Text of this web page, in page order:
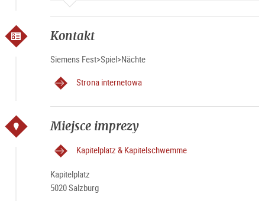
Kontakt
Siemens Fest>Spiel>Nächte
Strona internetowa
Miejsce imprezy
Kapitelplatz & Kapitelschwemme
Kapitelplatz
5020 Salzburg